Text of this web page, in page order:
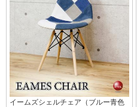
イームズシェルチェア（ブルー青色